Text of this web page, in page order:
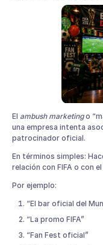
El ambush marketingo
una empresa intenta
patrocinador oficial.
En términos simples:
relación con FIFA o con
Por ejemplo:
“El bar oficial del
“La promo FIFA”
“Fan Fest oficial”